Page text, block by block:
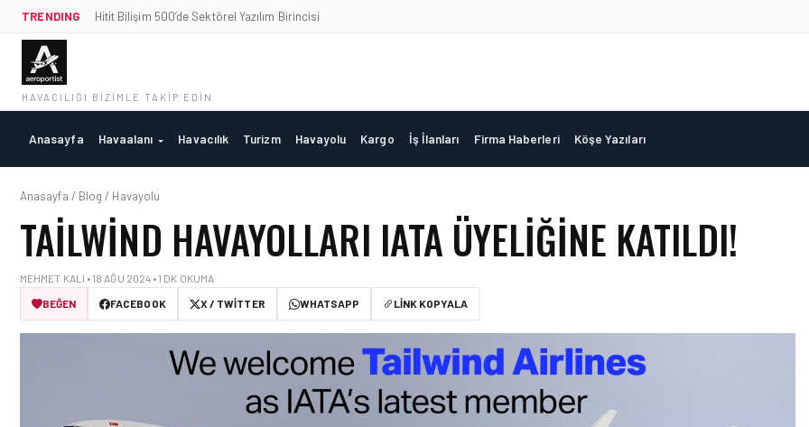
TRENDING Hitit Bilişim 500’de Sektörel Yazılım Birincisi
HAVACILIĞI BIZIMLE TAKIP EDIN
Anasayfa Havaalanı Havacılık Turizm Havayolu Kargo İş İlanları Firma Haberleri Köşe Yazıları
Anasayfa / Blog / Havayolu
TAILWIND HAVAYOLLARI IATA ÜYELIĞINE KATILDI!
MEHMET KALI • 18 AĞU 2024 • 1 DK OKUMA
BEĞEN
FACEBOOK X / TWITTER WHATSAPP LINK KOPYALA